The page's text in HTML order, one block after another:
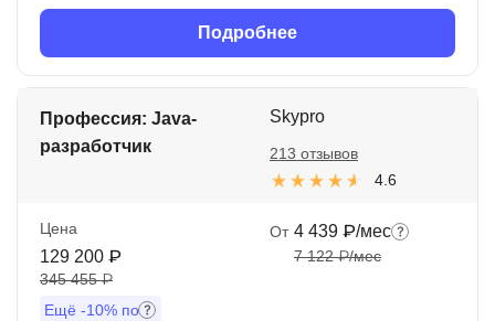
Подробнее
Профессия: Java-
разработчик
Skypro
4.6
213 отзывов
Цена
129 200 ₽
345 455 ₽
Ещё -10% по
От 4 439 ₽/мес
7 122 ₽/мес